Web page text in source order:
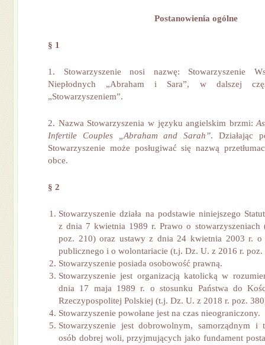
Postanowienia ogólne
§ 1
1. Stowarzyszenie nosi nazwę: Stowarzyszenie
Niepłodnych „Abraham i Sara”, w dalszej
„Stowarzyszeniem”.
2. Nazwa Stowarzyszenia w języku angielskim brzmi:
Infertile Couples „Abraham and Sarah”. Działając
Stowarzyszenie może posługiwać się nazwą
obce.
§ 2
Stowarzyszenie działa na podstawie niniejszego
z dnia 7 kwietnia 1989 r. Prawo o
poz. 210) oraz ustawy z dnia 24 kwietnia 2003 r. o
publicznego i o wolontariacie (t.j. Dz. U. z 2016 r.
Stowarzyszenie posiada osobowość prawną.
Stowarzyszenie jest organizacją katolicką w
dnia 17 maja 1989 r. o stosunku Państwa do
Rzeczypospolitej Polskiej (t.j. Dz. U. z 2018 r. poz.
Stowarzyszenie powołane jest na czas nieograniczony.
Stowarzyszenie jest dobrowolnym, samorządnym i
osób dobrej woli, przyjmujących jako fundament